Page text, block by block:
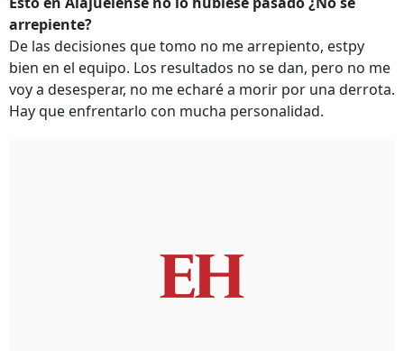
arrepiente?
De las decisiones que tomo no me arrepiento, estpy
bien en el equipo. Los resultados no se dan, pero no me
voy a desesperar, no me echaré a morir por una derrota.
Hay que enfrentarlo con mucha personalidad.